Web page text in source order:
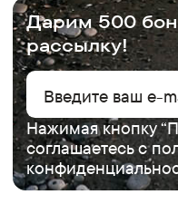
Дарим 500
рассылку!
Нажимая кнопку
соглашаетесь с